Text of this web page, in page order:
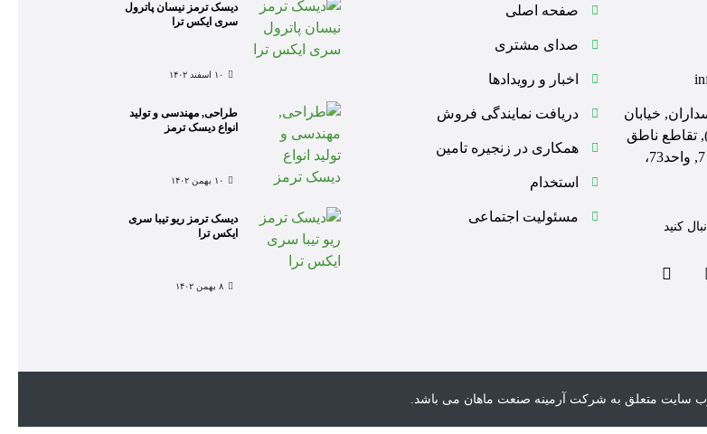
خیابان
تقاطع ناطق
نوری, برج زمرد, طبقه 7, واحد73،
کنید
صفحه اصلی
صدای مشتری
اخبار و رویدادها
دریافت نمایندگی فروش
همکاری در زنجیره تامین
استخدام
مسئولیت اجتماعی
دیسک ترمز نیسان پاترول
سری ایکس ترا
۱۰ اسفند ۱۴۰۲
طراحی, مهندسی و تولید
انواع دیسک ترمز
۱۰ بهمن ۱۴۰۲
دیسک ترمز ریو تیبا سری
ایکس ترا
۸ بهمن ۱۴۰۲
سایت متعلق به شرکت آرمینه صنعت ماهان می باشد.